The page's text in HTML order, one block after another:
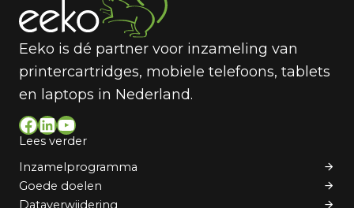
Eeko is dé partner voor inzameling van
printercartridges, mobiele telefoons, tablets
en laptops in Nederland.
Facebook LinkedIn YouTube
Lees verder
Inzamelprogramma
Goede doelen